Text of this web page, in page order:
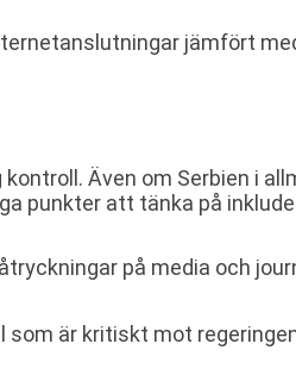
jämfört
Även om Serbien i
punkter att tänka på
på media och
som är kritiskt mot